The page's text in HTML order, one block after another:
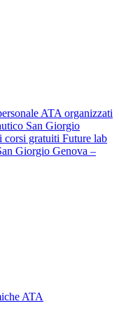
ATA organizzati
San Giorgio
gratuiti Future lab
Giorgio Genova –
ATA